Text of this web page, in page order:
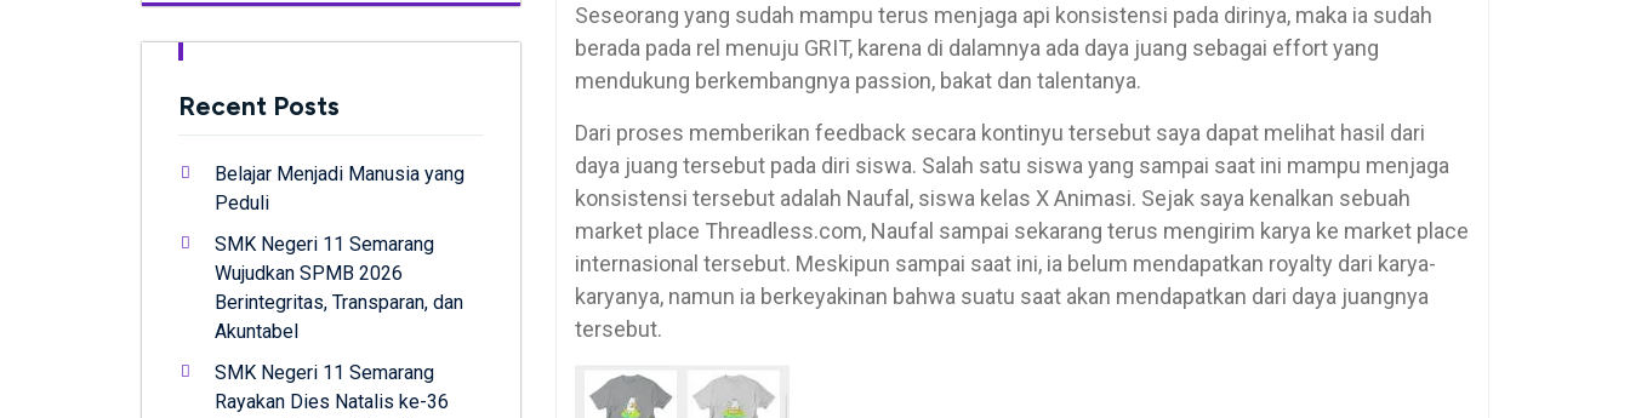
Seseorang yang sudah mampu terus menjaga api konsistensi pada dirinya, maka ia sudah
berada pada rel menuju GRIT, karena di dalamnya ada daya juang sebagai effort yang
mendukung berkembangnya passion, bakat dan talentanya.
Dari proses memberikan feedback secara kontinyu tersebut saya dapat melihat hasil dari
daya juang tersebut pada diri siswa. Salah satu siswa yang sampai saat ini mampu menjaga
konsistensi tersebut adalah Naufal, siswa kelas X Animasi. Sejak saya kenalkan sebuah
market place Threadless.com, Naufal sampai sekarang terus mengirim karya ke market place
internasional tersebut. Meskipun sampai saat ini, ia belum mendapatkan royalty dari karya-
karyanya, namun ia berkeyakinan bahwa suatu saat akan mendapatkan dari daya juangnya
tersebut.
Recent Posts
Belajar Menjadi Manusia yang
Peduli
SMK Negeri 11 Semarang
Wujudkan SPMB 2026
Berintegritas, Transparan, dan
Akuntabel
SMK Negeri 11 Semarang
Rayakan Dies Natalis ke-36